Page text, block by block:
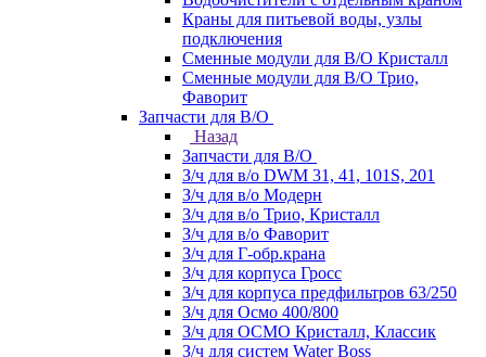
Краны для питьевой воды, узлы
подключения
Сменные модули для В/О Кристалл
Сменные модули для В/О Трио,
Фаворит
Запчасти для В/О
Назад
Запчасти для В/О
З/ч для в/о DWM 31, 41, 101S, 201
З/ч для в/о Модерн
З/ч для в/о Трио, Кристалл
З/ч для в/о Фаворит
З/ч для Г-обр.крана
З/ч для корпуса Гросс
З/ч для корпуса предфильтров 63/250
З/ч для Осмо 400/800
З/ч для ОСМО Кристалл, Классик
З/ч для систем Water Boss